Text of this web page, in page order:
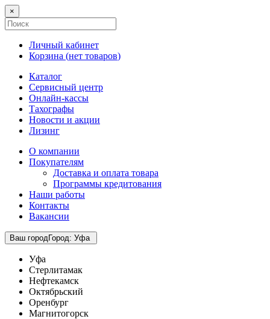
×
Личный кабинет
Корзина (нет товаров)
Каталог
Сервисный центр
Онлайн-кассы
Тахографы
Новости и акции
Лизинг
О компании
Покупателям
Доставка и оплата товара
Программы кредитования
Наши работы
Контакты
Вакансии
Ваш городГород: Уфа
Уфа
Стерлитамак
Нефтекамск
Октябрьский
Оренбург
Магнитогорск